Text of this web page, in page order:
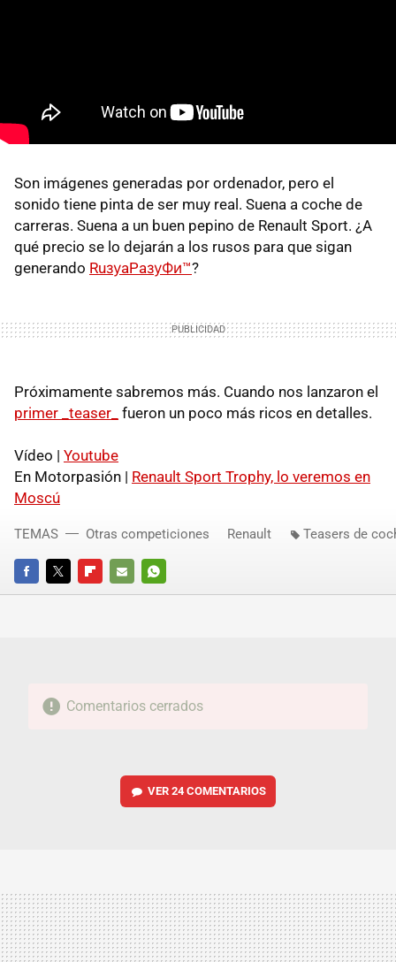
Son imágenes generadas por ordenador, pero el
sonido tiene pinta de ser muy real. Suena a coche de
carreras. Suena a un buen pepino de Renault Sport. ¿A
qué precio se lo dejarán a los rusos para que sigan
generando RuзуaPaзуФи™?
Próximamente sabremos más. Cuando nos lanzaron el
primer _teaser_ fueron un poco más ricos en detalles.
Vídeo | Youtube
En Motorpasión | Renault Sport Trophy, lo veremos en
Moscú
FACEBOOKTWITTERFLIPBOARD
E-
WHATSAPP
TEMAS Otras competiciones Renault Teasers de
Comentarios cerrados
VER 24 COMENTARIOS